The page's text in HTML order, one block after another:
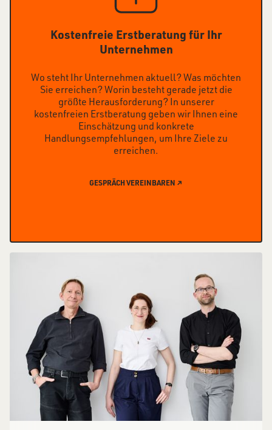
Kostenfreie Erstberatung für Ihr
Unternehmen
Wo steht Ihr Unternehmen aktuell? Was möchten
Sie erreichen? Worin besteht gerade jetzt die
größte Herausforderung? In unserer
kostenfreien Erstberatung geben wir Ihnen eine
Einschätzung und konkrete
Handlungsempfehlungen, um Ihre Ziele zu
erreichen.
GESPRÄCH VEREINBAREN ↗